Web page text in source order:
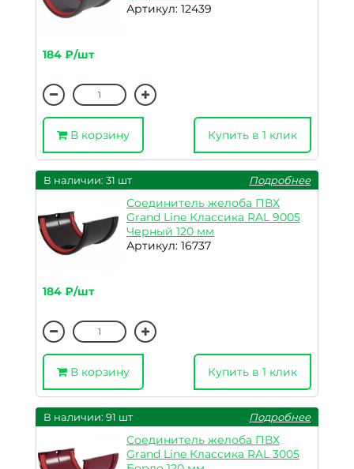
Артикул: 12439
184 ₽/шт
В корзину Купить в 1 клик
В наличии: 31 шт Подробнее
Соединитель желоба ПВХ
Grand Line Классика RAL 9005
Черный 120 мм
Артикул: 16737
184 ₽/шт
В корзину Купить в 1 клик
В наличии: 91 шт Подробнее
Соединитель желоба ПВХ
Grand Line Классика RAL 3005